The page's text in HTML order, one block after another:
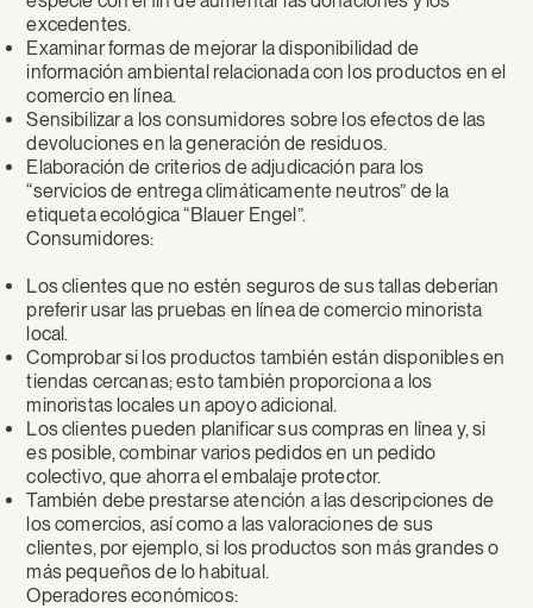
excedentes.
Examinar formas de mejorar la disponibilidad de
información ambiental relacionada con los productos en el
comercio en línea.
Sensibilizar a los consumidores sobre los efectos de las
devoluciones en la generación de residuos.
Elaboración de criterios de adjudicación para los
“servicios de entrega climáticamente neutros” de la
etiqueta ecológica “Blauer Engel”.
Consumidores:
Los clientes que no estén seguros de sus tallas deberían
preferir usar las pruebas en línea de comercio minorista
local.
Comprobar si los productos también están disponibles en
tiendas cercanas; esto también proporciona a los
minoristas locales un apoyo adicional.
Los clientes pueden planificar sus compras en línea y, si
es posible, combinar varios pedidos en un pedido
colectivo, que ahorra el embalaje protector.
También debe prestarse atención a las descripciones de
los comercios, así como a las valoraciones de sus
clientes, por ejemplo, si los productos son más grandes o
más pequeños de lo habitual.
Operadores económicos: